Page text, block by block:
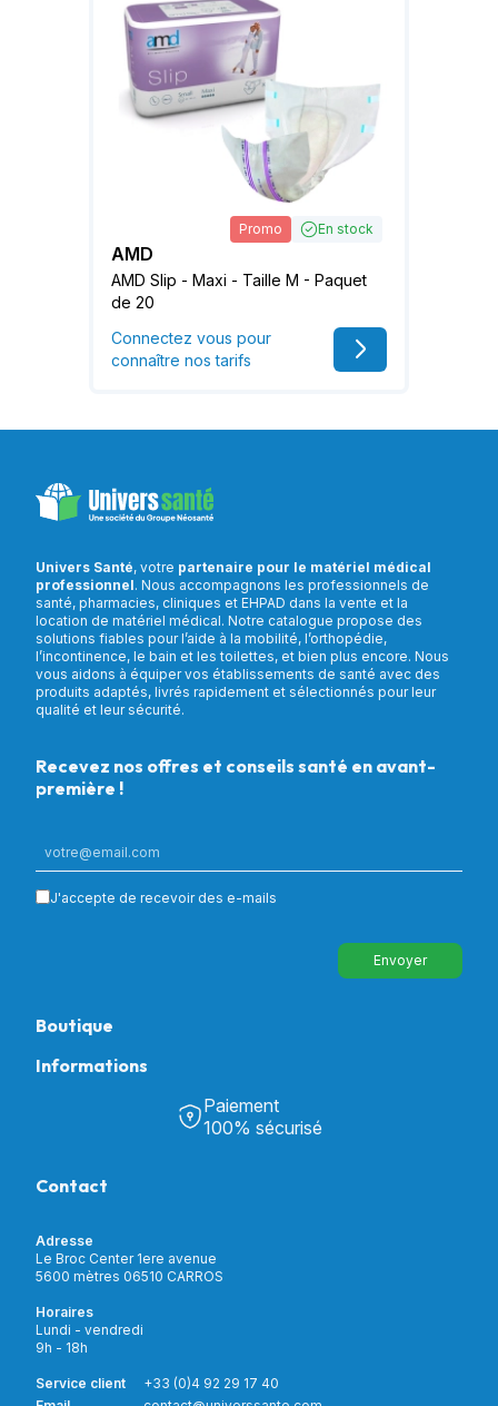
Promo En stock
AMD
AMD Slip - Maxi - Taille M - Paquet
de 20
Connectez vous pour
connaître nos tarifs
Univers Santé, votre partenaire pour le matériel médical
professionnel. Nous accompagnons les professionnels de
santé, pharmacies, cliniques et EHPAD dans la vente et la
location de matériel médical. Notre catalogue propose des
solutions fiables pour l’aide à la mobilité, l’orthopédie,
l’incontinence, le bain et les toilettes, et bien plus encore. Nous
vous aidons à équiper vos établissements de santé avec des
produits adaptés, livrés rapidement et sélectionnés pour leur
qualité et leur sécurité.
Recevez nos offres et conseils santé en avant-
première !
J'accepte de recevoir des e-mails
Envoyer
Boutique
Puériculture
Incontinence
Soins & Diagnostic
Aide à la mobilité
Matériel de location
Nouveautés
Promotions
Informations
Découvrir Univers Santé
Notre catalogue
Mon compte
Livraison et paiement
Paiement
100% sécurisé
Contact
Adresse
Le Broc Center 1ere avenue
5600 mètres 06510 CARROS
Horaires
Lundi - vendredi
9h - 18h
Service client
+33 (0)4 92 29 17 40